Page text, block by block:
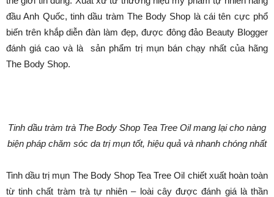
đầu Anh Quốc, tinh dầu tràm The Body Shop là cái tên cực phổ
biến trên khắp diễn đàn làm đẹp, được đông đảo Beauty Blogger
đánh giá cao và là sản phẩm trị mụn bán chạy nhất của hãng
The Body Shop.
Tinh dầu tràm trà The Body Shop Tea Tree Oil mang lại cho nàng
biện pháp chăm sóc da trị mụn tốt, hiệu quả và nhanh chóng nhất
Tinh dầu trị mụn The Body Shop Tea Tree Oil chiết xuất hoàn toàn
từ tinh chất tràm trà tự nhiên – loài cây được đánh giá là thần